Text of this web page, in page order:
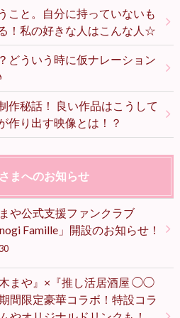
こと。自分に持っていないも
！私の好きな人はこんな人☆
どういう時に仮ナレーション
作秘話！ 良い作品はこうして
り出す映像とは！？
まへのお知らせ
や公式支援ファンクラブ
Famille」開設のお知らせ！
木まや』×『推し活居酒屋 ◯◯
間限定豪華コラボ！特設コラ